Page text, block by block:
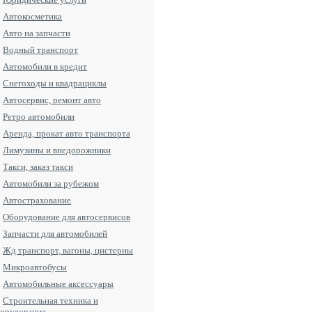
Автокосметика
Авто на запчасти
Водный транспорт
Автомобили в кредит
Снегоходы и квадрациклы
Автосервис, ремонт авто
Ретро автомобили
Аренда, прокат авто транспорта
Лимузины и внедорожники
Такси, заказ такси
Автомобили за рубежом
Aвтострахование
Оборудование для автосервисов
Запчасти для автомобилей
Жд транспорт, вагоны, цистерны
Микроавтобусы
Автомобильные аксессуары
Строительная техника и